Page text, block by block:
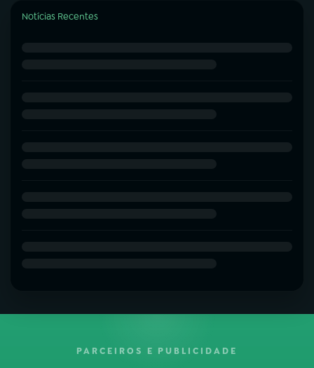
Notícias Recentes
PARCEIROS E PUBLICIDADE